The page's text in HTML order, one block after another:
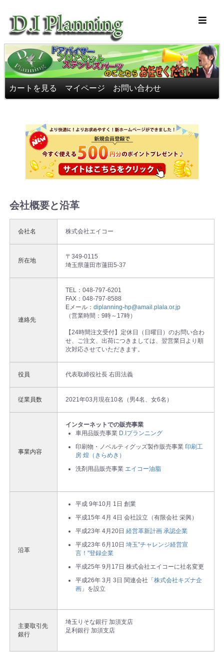
カートを見る マイページ お問い合わせ
会社概要と沿革
会社名 株式会社エイコー
所在地
〒349-0115
埼玉県蓮田市蓮田5-37
連絡先
TEL：048-797-6201
FAX：048-797-8588
Eメール： diplanning-hp@amail.plala.or.jp
（営業時間：9時～17時）
【24時間注文受付】定休日（日曜日）のお問い合わ
せ、ご注文、出荷につきましては、翌営業日より順
次対応させていただきます。
役員 代表取締役社長 右田法義
従業員数 2021年03月現在10名（男4名、女6名）
事業内容
インターネットでの販売事業
車用品販売事業 D.Iプランニング
印刷物・ノベルティグッズ製作販売事業 印刷工
房 煌（きらめき）
洗剤用品販売事業 エイコー油脂
沿革
平成 9年10月 1日 創業
平成15年 4月 4日 会社設立（有限会社 栄興）
平成23年 4月20日 経営革新計画 承認企業
平成23年 6月10日 埼玉"チャレンジ経営宣
言！"登録企業
平成25年 9月17日 株式会社エイコーに社名変更
平成26年 3月 3日 関連会社「株式会社キズナ企
画」を設立
主要取引先
銀行
埼玉りそな銀行 加須支店
足利銀行 加須支店